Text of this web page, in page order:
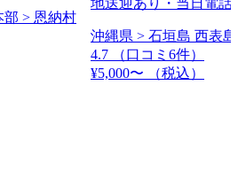
部 > 恩納村
地送迎あり・当日電話
沖縄県 > 石垣島 西表
4.7
（口コミ6件）
¥5,000〜
（税込）